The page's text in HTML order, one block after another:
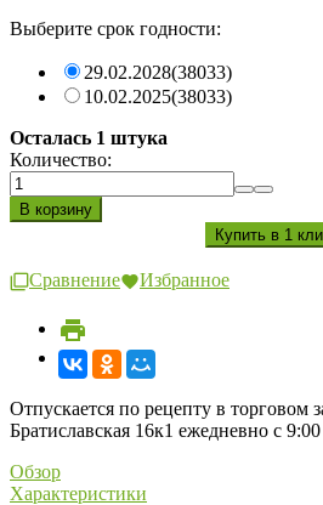
Выберите срок годности:
29.02.2028(38033)
10.02.2025(38033)
Осталась 1 штука
Количество:
Сравнение Избранное
Отпускается по рецепту в торговом
Братиславская 16к1 ежедневно с
Обзор
Характеристики